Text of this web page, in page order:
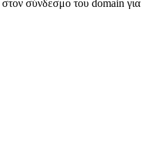
σύνδεσμο του domain για